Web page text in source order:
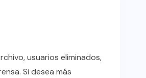
usuarios eliminados,
Si desea más